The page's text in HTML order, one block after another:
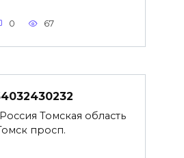
0 67
Томская область
просп.